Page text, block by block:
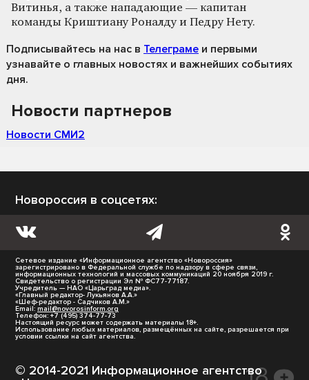
Витинья, а также нападающие — капитан
команды Криштиану Роналду и Педру Нету.
Подписывайтесь на нас в Телеграме и первыми
узнавайте о главных новостях и важнейших событиях
дня.
Новости партнеров
Новости СМИ2
Новороссия в соцсетях:
Сетевое издание «Информационное агентство «Новороссия»
зарегистрировано в Федеральной службе по надзору в сфере связи,
информационных технологий и массовых коммуникаций 20 ноября 2019 г.
Свидетельство о регистрации Эл № ФС77-77187.
Учредитель — НАО «Царьград медиа».
«Главный редактор- Лукьянов А.А.»
«Шеф-редактор - Садчиков А.М.»
Email: mail@novorosinform.org
Телефон: +7 (495) 374-77-73
Настоящий ресурс может содержать материалы 18+.
Использование любых материалов, размещённых на сайте, разрешается при
условии ссылки на сайт агентства.
© 2014-2021 Информационное агентство